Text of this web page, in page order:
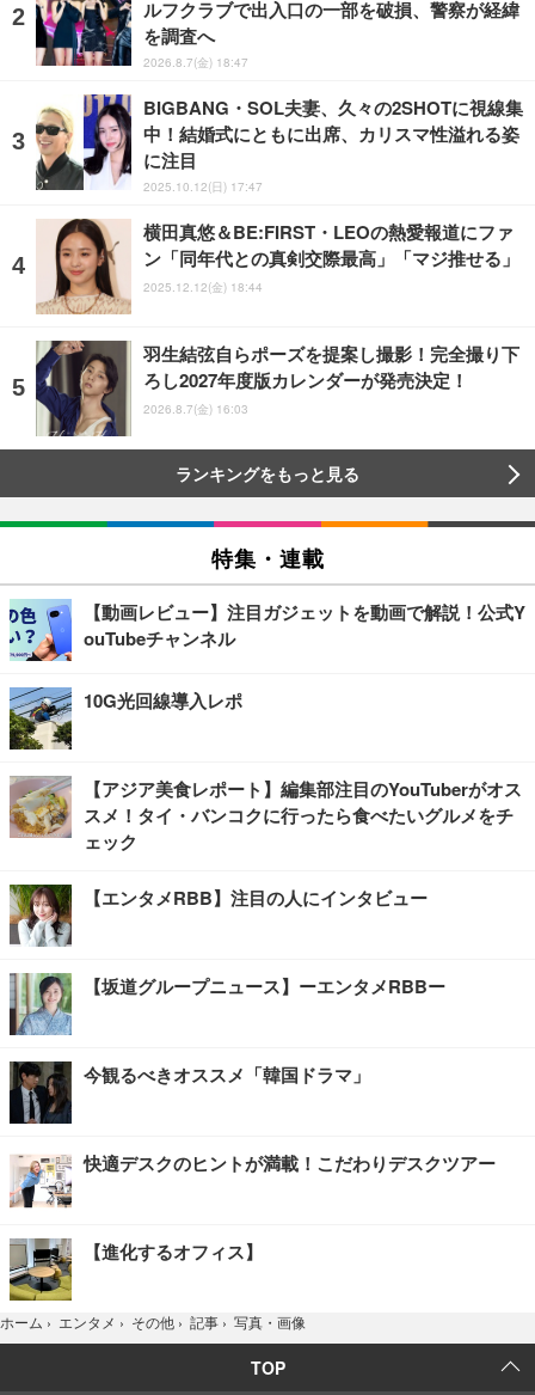
ルフクラブで出入口の一部を破損、警察が経緯
を調査へ
2026.8.7(金) 18:47
BIGBANG・SOL夫妻、久々の2SHOTに視線集
中！結婚式にともに出席、カリスマ性溢れる姿
に注目
2025.10.12(日) 17:47
横田真悠＆BE:FIRST・LEOの熱愛報道にファ
ン「同年代との真剣交際最高」「マジ推せる」
2025.12.12(金) 18:44
羽生結弦自らポーズを提案し撮影！完全撮り下
ろし2027年度版カレンダーが発売決定！
2026.8.7(金) 16:03
ランキングをもっと見る
特集・連載
【動画レビュー】注目ガジェットを動画で解説！公式Y
ouTubeチャンネル
10G光回線導入レポ
【アジア美食レポート】編集部注目のYouTuberがオス
スメ！タイ・バンコクに行ったら食べたいグルメをチ
ェック
【エンタメRBB】注目の人にインタビュー
【坂道グループニュース】ーエンタメRBBー
今観るべきオススメ「韓国ドラマ」
快適デスクのヒントが満載！こだわりデスクツアー
【進化するオフィス】
ホーム › エンタメ › その他 › 記事 › 写真・画像
TOP